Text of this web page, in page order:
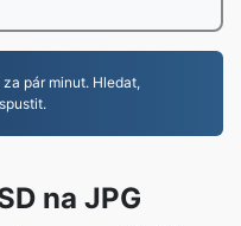
pár minut. Hledat,
na JPG